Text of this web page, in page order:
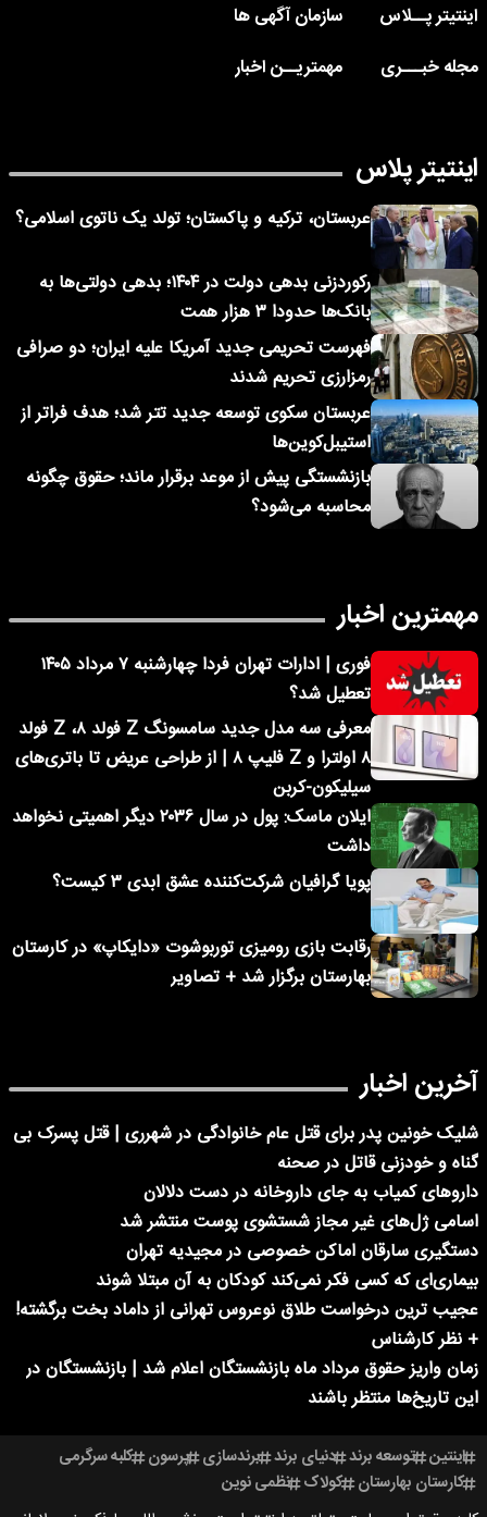
اینتیتر پــلاس
سازمان آگهی ها
مجله خبـــری
مهمتریــن اخبار
اینتیتر پلاس
عربستان، ترکیه و پاکستان؛ تولد یک ناتوی اسلامی؟
رکوردزنی بدهی دولت در ۱۴۰۴؛ بدهی دولتی‌ها به
بانک‌ها حدودا ۳ هزار همت
فهرست تحریمی جدید آمریکا علیه ایران؛ دو صرافی
رمزارزی تحریم شدند
عربستان سکوی توسعه جدید تتر شد؛ هدف فراتر از
استیبل‌کوین‌ها
بازنشستگی پیش از موعد برقرار ماند؛ حقوق چگونه
محاسبه می‌شود؟
مهمترین اخبار
فوری | ادارات تهران فردا چهارشنبه ۷ مرداد ۱۴۰۵
تعطیل شد؟
معرفی سه مدل جدید سامسونگ Z فولد ۸، Z فولد
۸ اولترا و Z فلیپ ۸ | از طراحی عریض تا باتری‌های
سیلیکون-کربن
ایلان ماسک: پول در سال ۲۰۳۶ دیگر اهمیتی نخواهد
داشت
پویا گرافیان شرکت‌کننده عشق ابدی ۳ کیست؟
رقابت بازی رومیزی توربوشوت «دایکاپ» در کارستان
بهارستان برگزار شد + تصاویر
آخرین اخبار
شلیک خونین پدر برای قتل عام خانوادگی در شهرری | قتل پسرک بی
گناه و خودزنی قاتل در صحنه
داروهای کمیاب به جای داروخانه در دست دلالان
اسامی ژل‌های غیر مجاز شستشوی پوست منتشر شد
دستگیری سارقان اماکن خصوصی در مجیدیه تهران
بیماری‌ای که کسی فکر نمی‌کند کودکان به آن مبتلا شوند
عجیب ترین درخواست طلاق نوعروس تهرانی از داماد بخت برگشته!
+ نظر کارشناس
زمان واریز حقوق مرداد ماه بازنشستگان اعلام شد | بازنشستگان در
این تاریخ‌ها منتظر باشند
اینتین توسعه برند دنیای برند برندسازی پرسون کلبه سرگرمی
کارستان بهارستان کولاک نظمی نوین